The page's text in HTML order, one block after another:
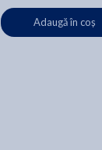
Adaugă în coș